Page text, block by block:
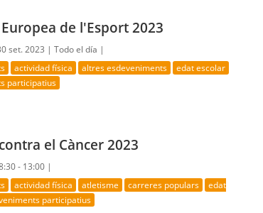
de l'Esport 2023
set. 2023 |Todo el día |
actividad física altres esdeveniments
edat escolar
participatius
el Càncer 2023
- 13:00 |
actividad física atletisme carreres populars
edat
participatius